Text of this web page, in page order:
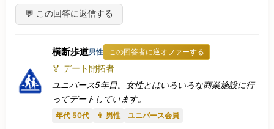
💬 この回答に返信する
横断歩道男性 この回答者に逆オファーする
🏅 デート開拓者
ユニバース5年目。女性とはいろいろな商業施設に行
ってデートしています。
年代 50代 👨 男性 ユニバース会員